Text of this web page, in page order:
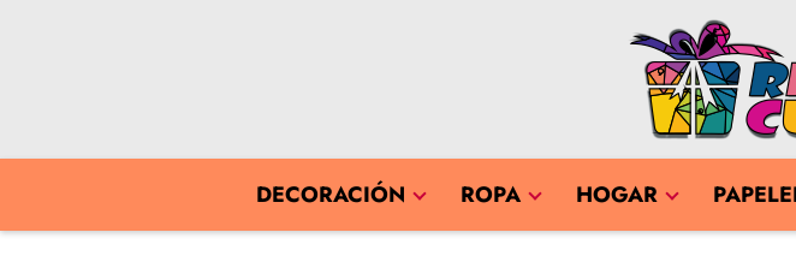
DECORACIÓN ROPA HOGAR